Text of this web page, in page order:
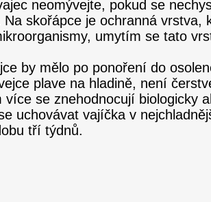
neomývejte, pokud se
Na skořápce je ochranná vrstva,
umytím se tato
by mělo po ponoření do
plave na hladině, není
více se znehodnocují biologicky
uchovávat vajíčka v
tří týdnů.